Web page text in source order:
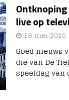
Ontknoping
live op
19 mei 2026
Goed nieuws
die van De
speeldag van